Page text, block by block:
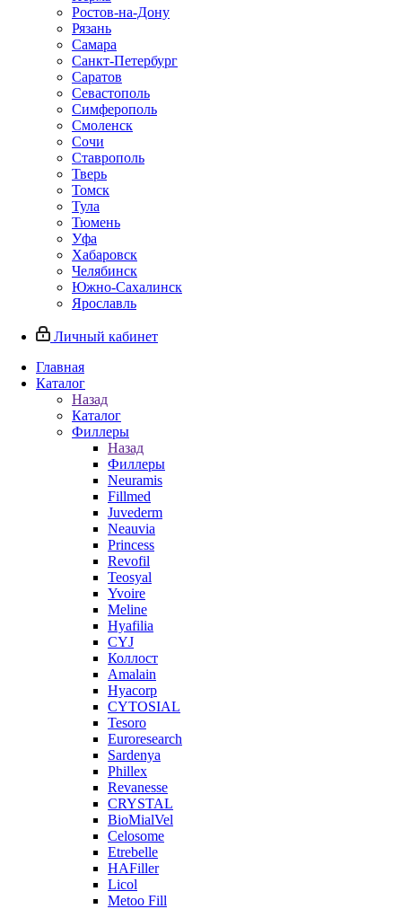
Ростов-на-Дону
Рязань
Самара
Санкт-Петербург
Саратов
Севастополь
Симферополь
Смоленск
Сочи
Ставрополь
Тверь
Томск
Тула
Тюмень
Уфа
Хабаровск
Челябинск
Южно-Сахалинск
Ярославль
Личный кабинет
Главная
Каталог
Назад
Каталог
Филлеры
Назад
Филлеры
Neuramis
Fillmed
Juvederm
Neauvia
Princess
Revofil
Teosyal
Yvoire
Meline
Hyafilia
CYJ
Коллост
Amalain
Hyacorp
CYTOSIAL
Tesoro
Euroresearch
Sardenya
Phillex
Revanesse
CRYSTAL
BioMialVel
Celosome
Etrebelle
HAFiller
Licol
Metoo Fill